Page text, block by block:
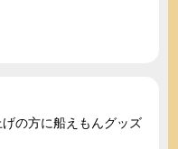
の方に船えもんグッズ